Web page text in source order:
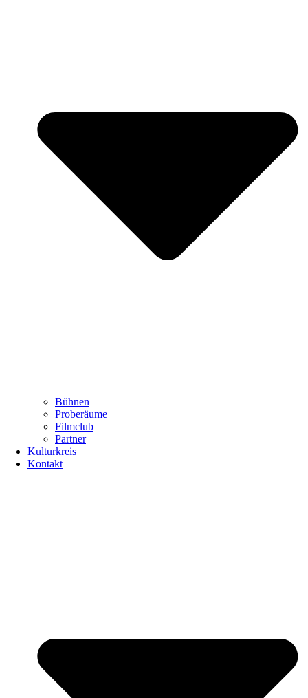
Bühnen
Proberäume
Filmclub
Partner
Kulturkreis
Kontakt